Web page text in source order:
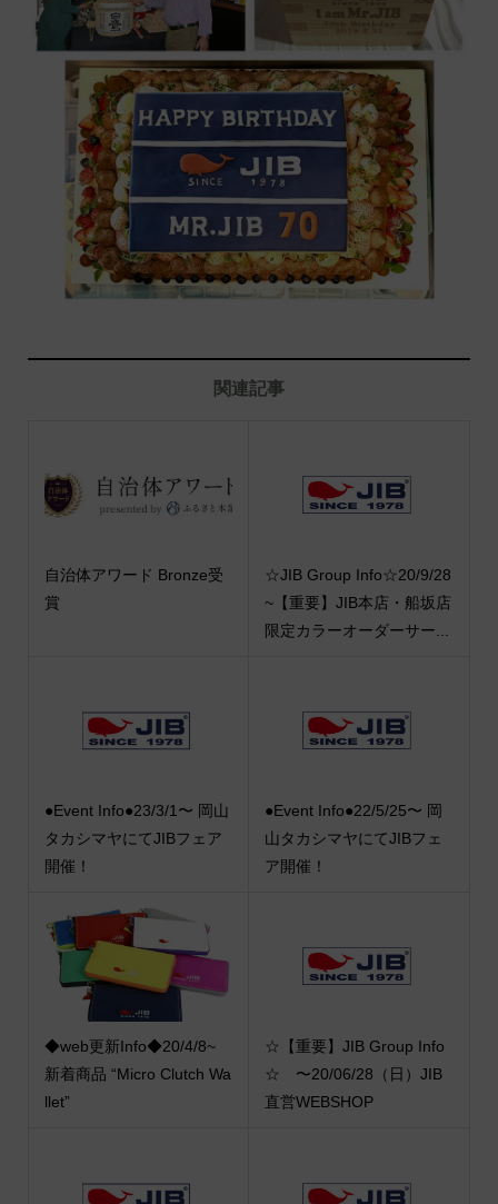
関連記事
自治体アワード Bronze受
賞
☆JIB Group Info☆20/9/28
~【重要】JIB本店・船坂店
限定カラーオーダーサー...
●Event Info●23/3/1〜 岡山
タカシマヤにてJIBフェア
開催！
●Event Info●22/5/25〜 岡
山タカシマヤにてJIBフェ
ア開催！
◆web更新Info◆20/4/8~
新着商品 “Micro Clutch Wa
llet”
☆【重要】JIB Group Info
☆ 〜20/06/28（日）JIB
直営WEBSHOP